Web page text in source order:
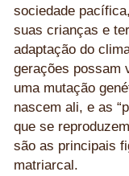
sociedade
suas crianças e
adaptação do
gerações possam
uma mutação
nascem ali, e as
que se
são as principais
matriarcal.